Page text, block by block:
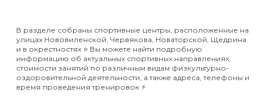
В разделе собраны спортивные центры, расположенные на
улицах Нововиленской, Червякова, Новаторской, Щедрина
и в окрестностях ⭐️ Вы можете найти подробную
информацию об актуальных спортивных направлениях,
стоимости занятий по различным видам физкультурно-
оздоровительной деятельности, а также адреса, телефоны и
время проведения тренировок ⚡️